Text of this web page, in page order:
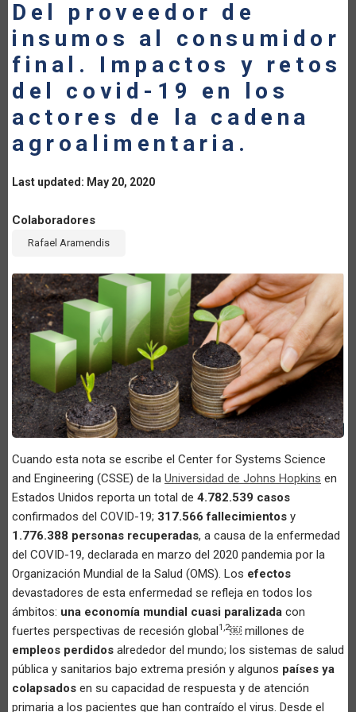
Del proveedor de
insumos al consumidor
final. Impactos y retos
del covid-19 en los
actores de la cadena
agroalimentaria.
Last updated: May 20, 2020
Colaboradores
Rafael Aramendis
Cuando esta nota se escribe el Center for Systems Science
and Engineering (CSSE) de la Universidad de Johns Hopkins en
Estados Unidos reporta un total de 4.782.539 casos
confirmados del COVID-19; 317.566 fallecimientos y
1.776.388 personas recuperadas, a causa de la enfermedad
del COVID-19, declarada en marzo del 2020 pandemia por la
Organización Mundial de la Salud (OMS). Los efectos
devastadores de esta enfermedad se refleja en todos los
ámbitos: una economía mundial cuasi paralizada con
fuertes perspectivas de recesión global1,2￼ millones de
empleos perdidos alrededor del mundo; los sistemas de salud
pública y sanitarios bajo extrema presión y algunos países ya
colapsados en su capacidad de respuesta y de atención
primaria a los pacientes que han contraído el virus. Desde el